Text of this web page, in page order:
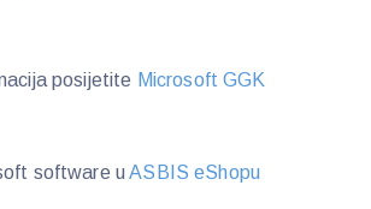
posijetite Microsoft GGK
software uASBIS eShopu